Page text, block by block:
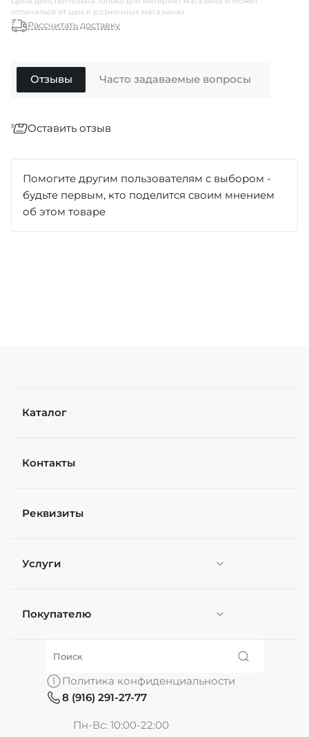
отличаться от цен в розничных магазинах
Рассчитать доставку
Отзывы
Оставить отзыв
Файл
Я согласен(а) на
обработку персональных
Отправить
Помогите другим пользователям с выбором -
будьте первым, кто поделится своим мнением
об этом товаре
Часто задаваемые вопросы
Каталог
Контакты
Реквизиты
Услуги
Персонификация
Покупателю
О нас
Политика конфиденциальности
8 (916) 291-27-77
Пн-Вс: 10:00-22:00